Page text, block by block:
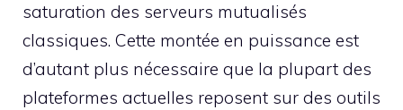
saturation des serveurs mutualisés
classiques. Cette montée en puissance est
d’autant plus nécessaire que la plupart des
plateformes actuelles reposent sur des outils